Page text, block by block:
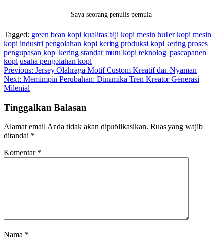
Saya seorang penulis pemula
Tagged: green bean kopi kualitas biji kopi mesin huller kopi mesin
kopi industri pengolahan kopi kering produksi kopi kering proses
pengupasan kopi kering standar mutu kopi teknologi pascapanen
kopi usaha pengolahan kopi
Navigasi
pos
Previous: Jersey Olahraga Motif Custom Kreatif dan Nyaman
Next: Memimpin Perubahan: Dinamika Tren Kreator Generasi
Milenial
Tinggalkan Balasan
Alamat email Anda tidak akan dipublikasikan. Ruas yang wajib
ditandai *
Komentar *
Nama *